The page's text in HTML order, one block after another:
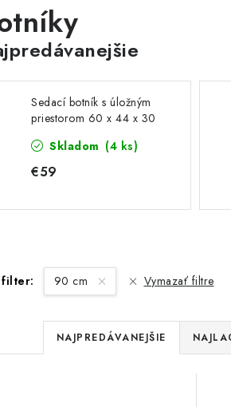
Sedací botník s úložným
priestorom 60 x 44 x 30
Skladom (4 ks)
€59
filter: 90 cm Vymazať filtre
R
a
NAJPREDÁVANEJŠIE